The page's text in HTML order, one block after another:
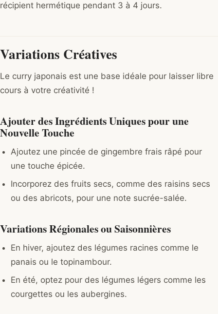
récipient hermétique pendant 3 à 4 jours.
Variations Créatives
Le curry japonais est une base idéale pour laisser libre
cours à votre créativité !
Ajouter des Ingrédients Uniques pour une
Nouvelle Touche
Ajoutez une pincée de gingembre frais râpé pour
une touche épicée.
Incorporez des fruits secs, comme des raisins secs
ou des abricots, pour une note sucrée-salée.
Variations Régionales ou Saisonnières
En hiver, ajoutez des légumes racines comme le
panais ou le topinambour.
En été, optez pour des légumes légers comme les
courgettes ou les aubergines.